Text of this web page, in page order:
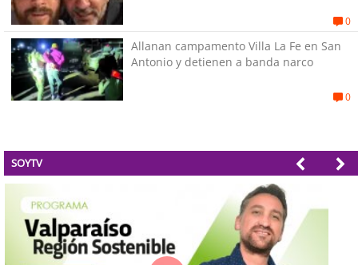
0
Allanan campamento Villa La Fe en San
Antonio y detienen a banda narco
0
SOYTV